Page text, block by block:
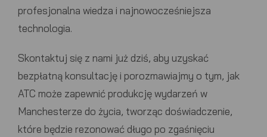
profesjonalna wiedza i najnowocześniejsza
technologia.
Skontaktuj się z nami już dziś, aby uzyskać
bezpłatną konsultacjęi porozmawiajmy o tym, jak
ATC może zapewnić produkcję wydarzeń w
Manchesterze do życia, tworząc doświadczenie,
które będzie rezonować długo po zgaśnięciu